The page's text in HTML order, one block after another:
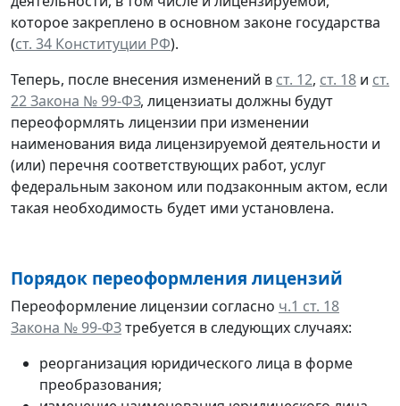
которое закреплено в основном законе государства
(ст. 34 Конституции РФ).
Теперь, после внесения изменений в ст. 12, ст. 18 и ст.
22 Закона № 99-ФЗ, лицензиаты должны будут
переоформлять лицензии при изменении
наименования вида лицензируемой деятельности и
(или) перечня соответствующих работ, услуг
федеральным законом или подзаконным актом, если
такая необходимость будет ими установлена.
Порядок переоформления лицензий
Переоформление лицензии согласно ч.1 ст. 18
Закона № 99-ФЗтребуется в следующих случаях:
реорганизация юридического лица в форме
преобразования;